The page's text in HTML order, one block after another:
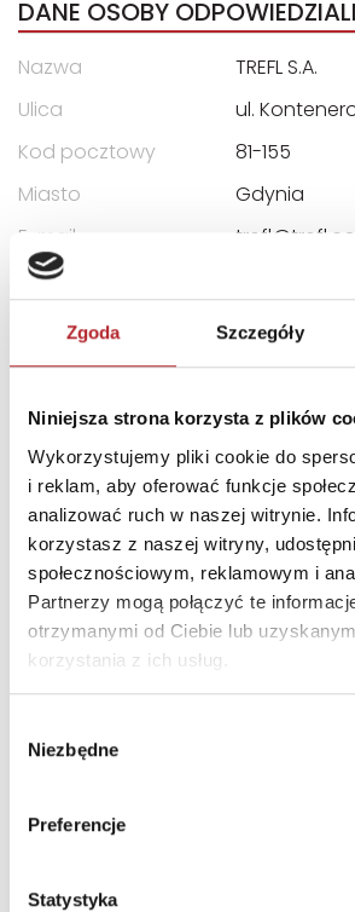
Zgoda Szczegóły
Niniejsza strona korzysta z plików
Wykorzystujemy pliki cookie do
i reklam, aby oferować funkcje
analizować ruch w naszej witrynie.
korzystasz z naszej witryny,
społecznościowym, reklamowym i
Partnerzy mogą połączyć te
otrzymanymi od Ciebie lub
korzystania z ich usług.
zgody
Niezbędne
Preferencje
Statystyka
DANE OSOBY
Nazwa
TREFL S.A.
Ulica
ul.
Kod pocztowy
81-155
Miasto
Gdynia
E-mail
INFORMACJE I OSTRZEŻENIA
"OSTRZEŻENIE Nieodpowiednie dla
poniżej 3 lat. Istnieje ryzyko
elementami. WARNING Not suitable
three years. There is a risk of
INNI KLIENCI KUPOWALI